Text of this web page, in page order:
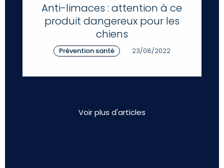
Anti-limaces : attention à ce
produit dangereux pour les
chiens
Prévention santé 23/08/2022
Voir plus d'articles